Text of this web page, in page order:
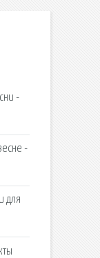
-
-
для